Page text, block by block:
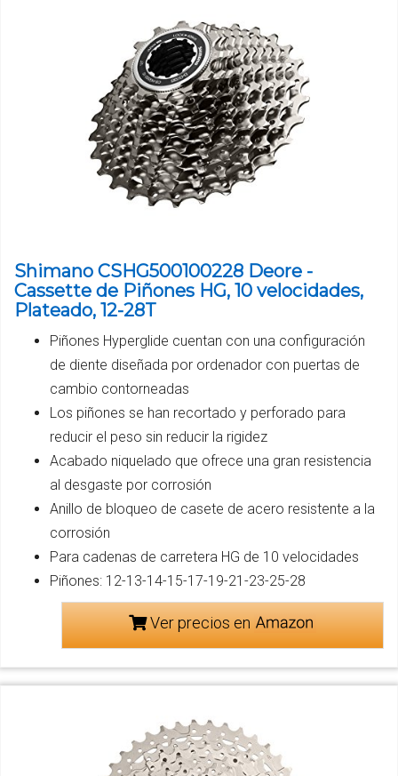
Shimano CSHG500100228 Deore -
Cassette de Piñones HG, 10 velocidades,
Plateado, 12-28T
Piñones Hyperglide cuentan con una configuración
de diente diseñada por ordenador con puertas de
cambio contorneadas
Los piñones se han recortado y perforado para
reducir el peso sin reducir la rigidez
Acabado niquelado que ofrece una gran resistencia
al desgaste por corrosión
Anillo de bloqueo de casete de acero resistente a la
corrosión
Para cadenas de carretera HG de 10 velocidades
Piñones: 12-13-14-15-17-19-21-23-25-28
Ver precios en